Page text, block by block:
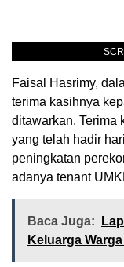
Faisal Hasrimy,
terima kasihnya
ditawarkan. Terima
yang telah hadir
peningkatan
adanya tenant
Baca Juga:
Keluarga